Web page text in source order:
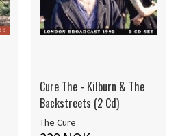
Cure The - Kilburn & The
Backstreets (2 Cd)
The Cure